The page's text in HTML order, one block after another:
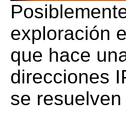
exploración
que hace
direcciones
se